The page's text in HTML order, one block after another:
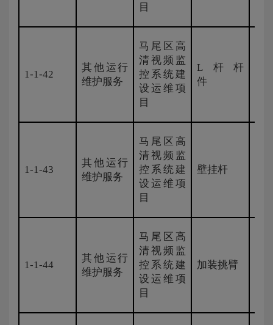
目
1-1-42
其他运行
维护服务
马尾区高
清视频监
控系统建
设运维项
目
L杆杆
件
1-1-43
其他运行
维护服务
马尾区高
清视频监
控系统建
设运维项
目
壁挂杆
1-1-44
其他运行
维护服务
马尾区高
清视频监
控系统建
设运维项
目
加装挑臂